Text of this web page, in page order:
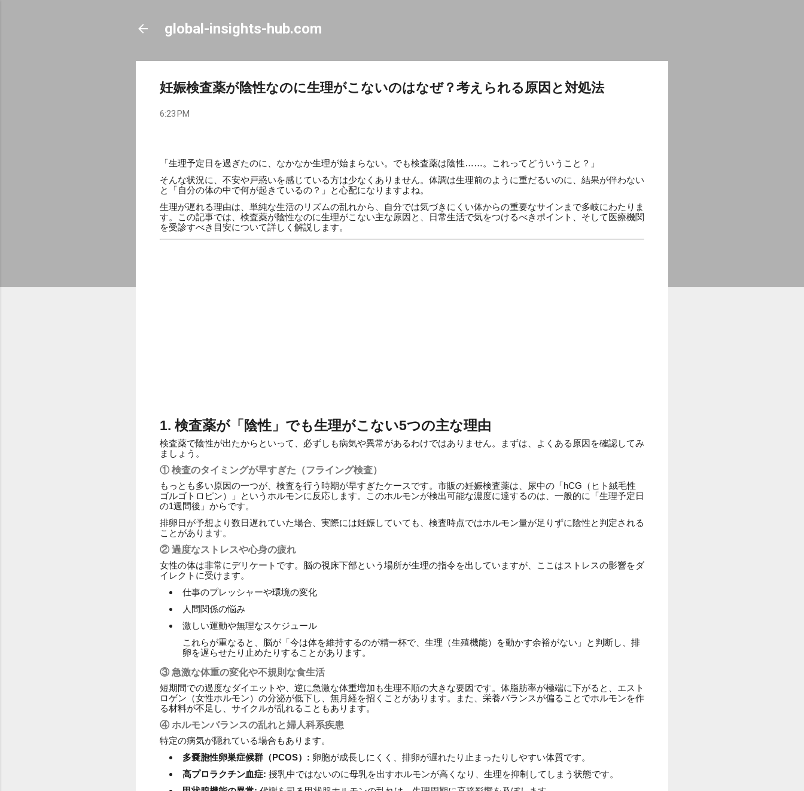
global-insights-hub.com
妊娠検査薬が陰性なのに生理がこないのはなぜ？考えられる原因と対処法
6:23 PM
「生理予定日を過ぎたのに、なかなか生理が始まらない。でも検査薬は陰性……。これってどういうこと？」
そんな状況に、不安や戸惑いを感じている方は少なくありません。体調は生理前のように重だるいのに、結果が伴わない
と「自分の体の中で何が起きているの？」と心配になりますよね。
生理が遅れる理由は、単純な生活のリズムの乱れから、自分では気づきにくい体からの重要なサインまで多岐にわたりま
す。この記事では、検査薬が陰性なのに生理がこない主な原因と、日常生活で気をつけるべきポイント、そして医療機関
を受診すべき目安について詳しく解説します。
1. 検査薬が「陰性」でも生理がこない5つの主な理由
検査薬で陰性が出たからといって、必ずしも病気や異常があるわけではありません。まずは、よくある原因を確認してみ
ましょう。
① 検査のタイミングが早すぎた（フライング検査）
もっとも多い原因の一つが、検査を行う時期が早すぎたケースです。市販の妊娠検査薬は、尿中の「hCG（ヒト絨毛性
ゴルゴトロピン）」というホルモンに反応します。このホルモンが検出可能な濃度に達するのは、一般的に「生理予定日
の1週間後」からです。
排卵日が予想より数日遅れていた場合、実際には妊娠していても、検査時点ではホルモン量が足りずに陰性と判定される
ことがあります。
② 過度なストレスや心身の疲れ
女性の体は非常にデリケートです。脳の視床下部という場所が生理の指令を出していますが、ここはストレスの影響をダ
イレクトに受けます。
仕事のプレッシャーや環境の変化
人間関係の悩み
激しい運動や無理なスケジュール
これらが重なると、脳が「今は体を維持するのが精一杯で、生理（生殖機能）を動かす余裕がない」と判断し、排
卵を遅らせたり止めたりすることがあります。
③ 急激な体重の変化や不規則な食生活
短期間での過度なダイエットや、逆に急激な体重増加も生理不順の大きな要因です。体脂肪率が極端に下がると、エスト
ロゲン（女性ホルモン）の分泌が低下し、無月経を招くことがあります。また、栄養バランスが偏ることでホルモンを作
る材料が不足し、サイクルが乱れることもあります。
④ ホルモンバランスの乱れと婦人科系疾患
特定の病気が隠れている場合もあります。
多嚢胞性卵巣症候群（PCOS）: 卵胞が成長しにくく、排卵が遅れたり止まったりしやすい体質です。
高プロラクチン血症: 授乳中ではないのに母乳を出すホルモンが高くなり、生理を抑制してしまう状態です。